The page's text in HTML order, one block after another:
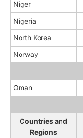
Niger
Nigeria
North Korea
Norway
Oman
Countries and
Regions